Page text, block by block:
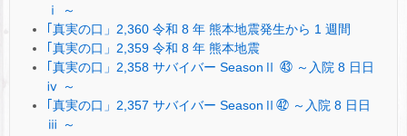
ⅰ ～
｢真実の口」2,360 令和 8 年 熊本地震発生から 1 週間
｢真実の口」2,359 令和 8 年 熊本地震
｢真実の口」2,358 サバイバー SeasonⅡ ㊸ ～入院 8 日日
ⅳ ～
｢真実の口」2,357 サバイバー SeasonⅡ㊷ ～入院 8 日日
ⅲ ～